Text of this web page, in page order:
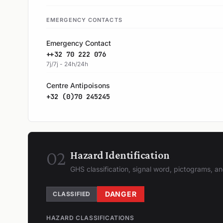
EMERGENCY CONTACTS
Emergency Contact
++32 70 222 076
7j/7j - 24h/24h
Centre Antipoisons
+32 (0)70 245245
02 Hazard Identification
GHS classification, signal word, pictograms,
CLASSIFIED DANGER
HAZARD CLASSIFICATIONS